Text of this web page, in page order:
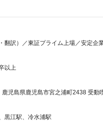
翻訳）／東証プライム上場／安定
以上
児島県鹿児島市宮之浦町2438 受動
黒江駅、冷水浦駅